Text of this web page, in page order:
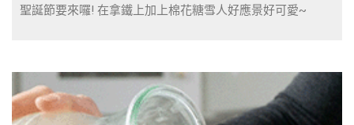
聖誕節要來囉! 在拿鐵上加上棉花糖雪人好應景好可愛~